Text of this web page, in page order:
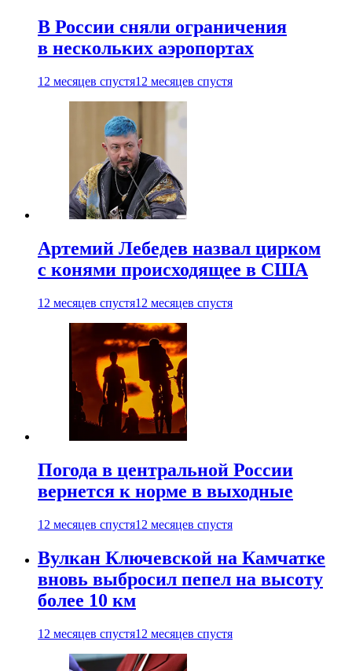
В России сняли ограничения
в нескольких аэропортах
12 месяцев спустя12 месяцев спустя
Артемий Лебедев назвал цирком
с конями происходящее в США
12 месяцев спустя12 месяцев спустя
Погода в центральной России
вернется к норме в выходные
12 месяцев спустя12 месяцев спустя
Вулкан Ключевской на Камчатке
вновь выбросил пепел на высоту
более 10 км
12 месяцев спустя12 месяцев спустя